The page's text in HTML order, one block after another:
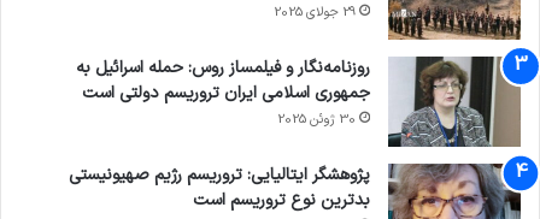
29 جولای 2025
روزنامه‌نگار و فیلمساز روس: حمله اسرائیل به
جمهوری اسلامی ایران تروریسم دولتی است
30 ژوئن 2025
پژوهشگر ایتالیایی: تروریسم رژیم صهیونیستی
بدترین نوع تروریسم است